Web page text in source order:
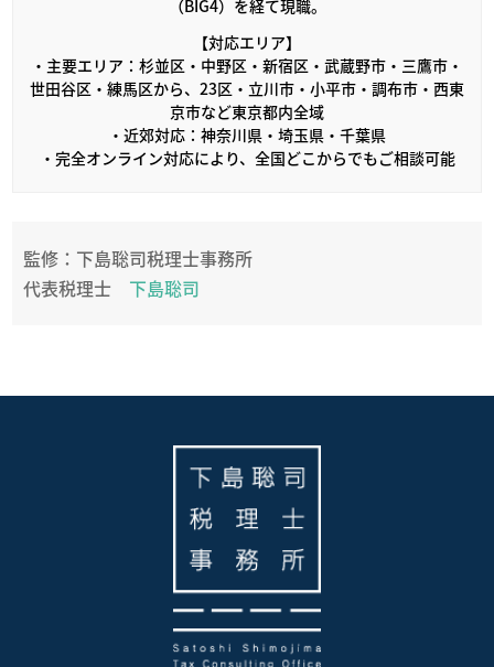
（BIG4）を経て現職。
【対応エリア】
・主要エリア：杉並区・中野区・新宿区・武蔵野市・三鷹市・
世田谷区・練馬区から、23区・立川市・小平市・調布市・西東
京市など東京都内全域
・近郊対応：神奈川県・埼玉県・千葉県
・完全オンライン対応により、全国どこからでもご相談可能
監修：下島聡司税理士事務所
代表税理士 下島聡司